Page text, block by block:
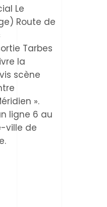
Le
Route de
Tarbes
la
scène
».
ligne 6 au
ville de